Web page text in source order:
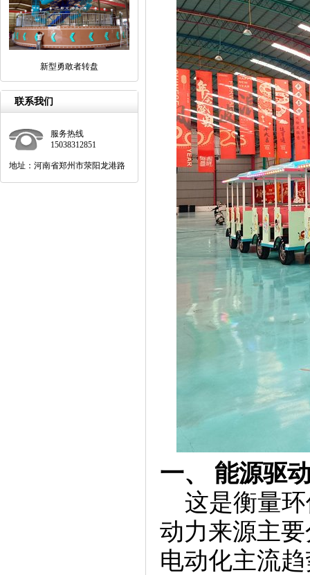
新型勇敢者转盘
联系我们
服务热线
15038312851
地址：河南省郑州市荥阳龙港路
一、 能源驱
这是衡量环
动力来源主
电动化主流